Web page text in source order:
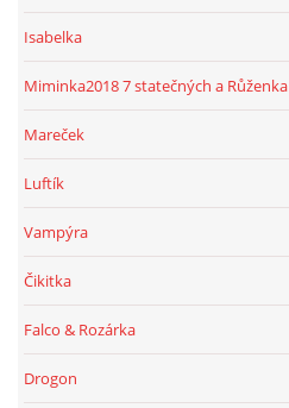
Isabelka
Miminka2018 7 statečných a Růženka
Mareček
Luftík
Vampýra
Čikitka
Falco & Rozárka
Drogon